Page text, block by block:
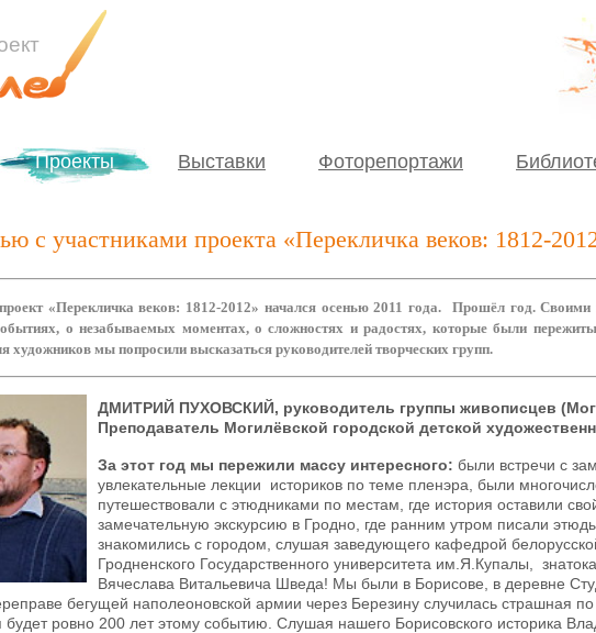
Проекты Выставки Фоторепортажи
с участниками проекта «Перекличка веков: 1812-
«Перекличка веков: 1812-2012» начался осенью 2011 года. Прошёл год. Своими
о незабываемых моментах, о сложностях и радостях, которые были пережиты
художников мы попросили высказаться руководителей творческих групп.
ДМИТРИЙ ПУХОВСКИЙ, руководитель группы живописцев
Преподаватель Могилёвской городской детской
За этот год мы пережили массу интересного: были встречи с
увлекательные лекции историков по теме пленэра, были
путешествовали с этюдниками по местам, где история оставили
замечательную экскурсию в Гродно, где ранним утром писали
знакомились с городом, слушая заведующего кафедрой
Гродненского Государственного университета им.Я.Купалы,
Вячеслава Витальевича Шведа! Мы были в Борисове, в деревне
бегущей наполеоновской армии через Березину случилась страшная по
будет ровно 200 лет этому событию. Слушая нашего Борисовского историка